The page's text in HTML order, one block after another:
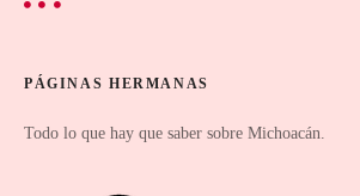
PÁGINAS HERMANAS
Todo lo que hay que saber sobre Michoacán.